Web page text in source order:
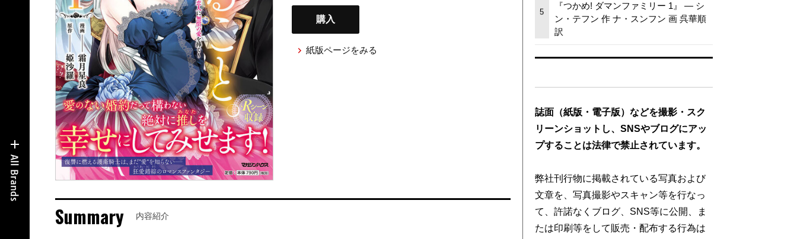
購入
紙版ページをみる
Summary 内容紹介
5
『つかめ! ダマンファミリー 1』 — シ
ン・テフン 作 ナ・スンフン 画 呉華順
訳
誌面（紙版・電子版）などを撮影・スク
リーンショットし、SNSやブログにアッ
プすることは法律で禁止されています。
弊社刊行物に掲載されている写真および
文章を、写真撮影やスキャン等を行なっ
て、許諾なくブログ、SNS等に公開、ま
たは印刷等をして販売・配布する行為は